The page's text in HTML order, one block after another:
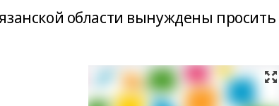
области вынуждены просить